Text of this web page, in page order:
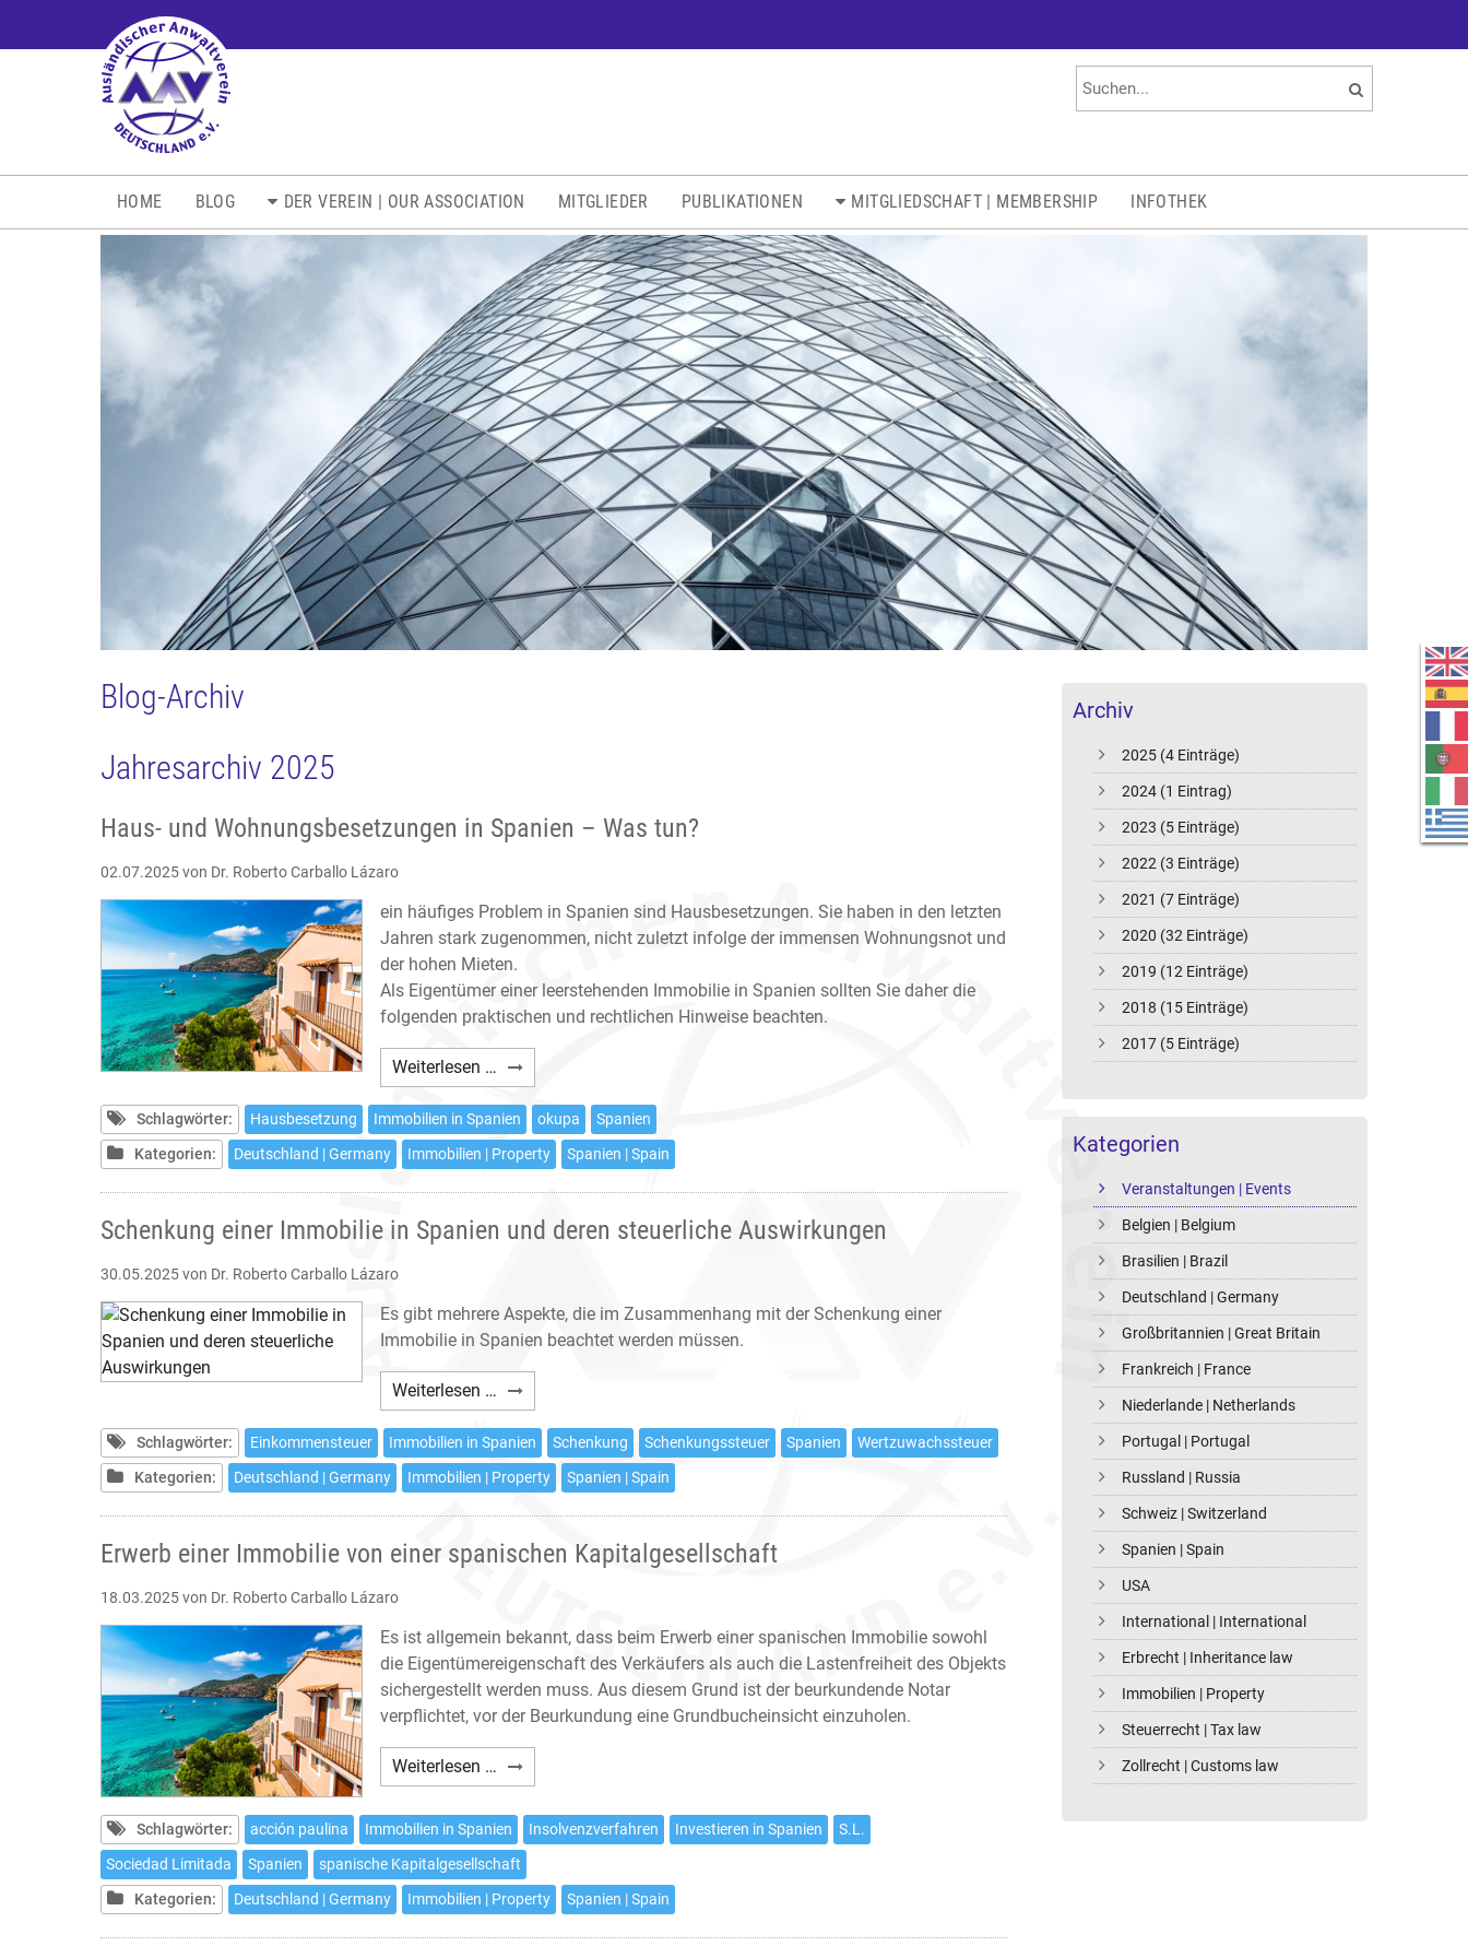
HOME BLOG DER VEREIN | OUR ASSOCIATION MITGLIEDER PUBLIKATIONEN MITGLIEDSCHAFT | MEMBERSHIP INFOTHEK
Archiv
2025 (4 Einträge)
2024 (1 Eintrag)
2023 (5 Einträge)
2022 (3 Einträge)
2021 (7 Einträge)
2020 (32 Einträge)
2019 (12 Einträge)
2018 (15 Einträge)
2017 (5 Einträge)
Kategorien
Veranstaltungen | Events
Belgien | Belgium
Brasilien | Brazil
Deutschland | Germany
Großbritannien | Great Britain
Frankreich | France
Niederlande | Netherlands
Portugal | Portugal
Russland | Russia
Schweiz | Switzerland
Spanien | Spain
USA
International | International
Erbrecht | Inheritance law
Immobilien | Property
Steuerrecht | Tax law
Zollrecht | Customs law
Blog-Archiv
Jahresarchiv 2025
Haus- und Wohnungsbesetzungen in Spanien – Was tun?
02.07.2025von Dr. Roberto Carballo Lázaro
ein häufiges Problem in Spanien sind Hausbesetzungen. Sie haben in den letzten
Jahren stark zugenommen, nicht zuletzt infolge der immensen Wohnungsnot und
der hohen Mieten.
Als Eigentümer einer leerstehenden Immobilie in Spanien sollten Sie daher die
folgenden praktischen und rechtlichen Hinweise beachten.
Weiterlesen … Haus-
und
Wohnungsbesetzungen
in
Spanien
–
Was
Schlagwörter: Hausbesetzung Immobilien in Spanien okupa
Spanien
Kategorien:
Deutschland | Germany Immobilien | Property Spanien | Spain
Schenkung einer Immobilie in Spanien und deren steuerliche Auswirkungen
30.05.2025von Dr. Roberto Carballo Lázaro
Es gibt mehrere Aspekte, die im Zusammenhang mit der Schenkung einer
Immobilie in Spanien beachtet werden müssen.
Weiterlesen … Schenkung
einer
Immobilie
in
Spanien
und
deren
Schlagwörter: Einkommensteuer Immobilien in Spanien Schenkung Schenkungssteuer Spanien
Wertzuwachssteuer
Kategorien:
Deutschland | Germany Immobilien | Property Spanien | Spain
Erwerb einer Immobilie von einer spanischen Kapitalgesellschaft
18.03.2025von Dr. Roberto Carballo Lázaro
Es ist allgemein bekannt, dass beim Erwerb einer spanischen Immobilie sowohl
die Eigentümereigenschaft des Verkäufers als auch die Lastenfreiheit des Objekts
sichergestellt werden muss. Aus diesem Grund ist der beurkundende Notar
verpflichtet, vor der Beurkundung eine Grundbucheinsicht einzuholen.
Weiterlesen … Erwerb
einer
Immobilie
von
einer
spanischen
Schlagwörter: acción paulina Immobilien in Spanien Insolvenzverfahren Investieren in Spanien
S.L.
Sociedad Limitada
Spanien
spanische Kapitalgesellschaft
Kategorien:
Deutschland | Germany Immobilien | Property Spanien | Spain